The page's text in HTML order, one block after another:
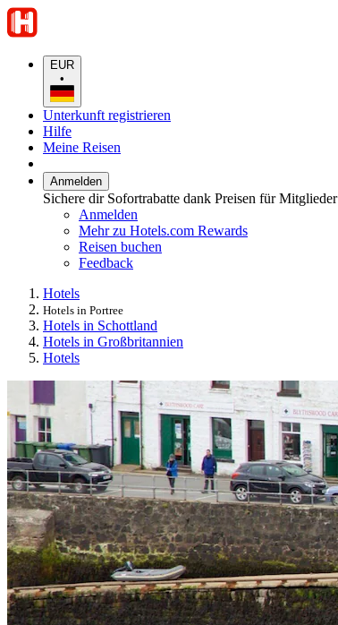
EUR
•
Unterkunft registrieren
Hilfe
Meine Reisen
Anmelden
Sichere dir Sofortrabatte dank Preisen für Mitglieder
Anmelden
Mehr zu Hotels.com Rewards
Reisen buchen
Feedback
Hotels
Hotels in Portree
Hotels in Schottland
Hotels in Großbritannien
Hotels